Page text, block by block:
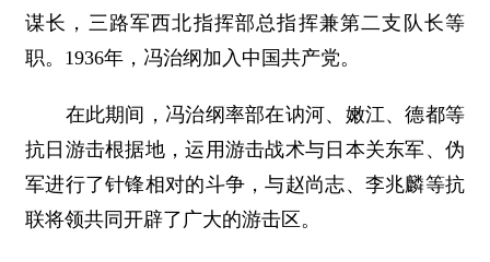
谋长，三路军西北指挥部总指挥兼第二支队长等
职。1936年，冯治纲加入中国共产党。
在此期间，冯治纲率部在讷河、嫩江、德都等
抗日游击根据地，运用游击战术与日本关东军、伪
军进行了针锋相对的斗争，与赵尚志、李兆麟等抗
联将领共同开辟了广大的游击区。